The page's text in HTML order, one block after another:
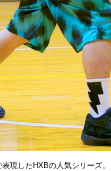
現したHXBの人気シリーズ。